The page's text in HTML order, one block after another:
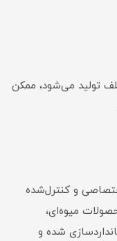
تولید می‌شود، ممکن
و کنترل‌شده
میوه‌ای،
استانداردسازی شده و